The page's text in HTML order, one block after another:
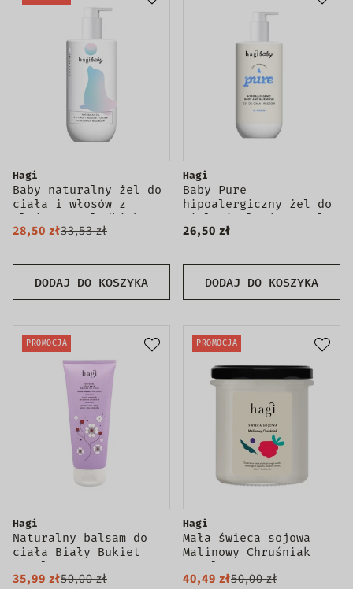
DODAJ DO KOSZYKA
Hagi
Baby naturalny żel do
ciała i włosów z
olejem ze słodkich
migdałów 250ml
28,50 zł33,53 zł
DODAJ DO KOSZYKA
Hagi
Baby Pure
hipoalergiczny żel do
ciała i włosów 300ml
26,50 zł
PROMOCJA
Hagi
Naturalny balsam do
ciała Biały Bukiet
200ml
35,99 zł50,00 zł
PROMOCJA
Hagi
Mała świeca sojowa
Malinowy Chruśniak
215ml
40,49 zł50,00 zł